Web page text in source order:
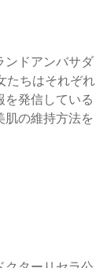
ンドアンバサダ
たちはそれぞれ
を発信している
肌の維持方法を